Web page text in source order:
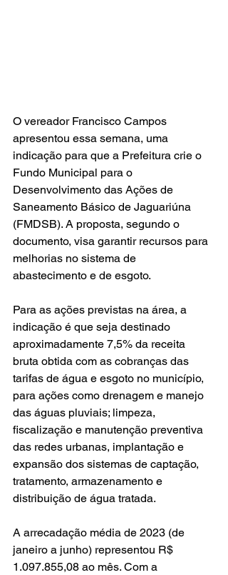
O vereador Francisco Campos
apresentou essa semana, uma
indicação para que a Prefeitura crie o
Fundo Municipal para o
Desenvolvimento das Ações de
Saneamento Básico de Jaguariúna
(FMDSB). A proposta, segundo o
documento, visa garantir recursos para
melhorias no sistema de
abastecimento e de esgoto.
Para as ações previstas na área, a
indicação é que seja destinado
aproximadamente 7,5% da receita
bruta obtida com as cobranças das
tarifas de água e esgoto no município,
para ações como drenagem e manejo
das águas pluviais; limpeza,
fiscalização e manutenção preventiva
das redes urbanas, implantação e
expansão dos sistemas de captação,
tratamento, armazenamento e
distribuição de água tratada.
A arrecadação média de 2023 (de
janeiro a junho) representou R$
1.097.855,08 ao mês. Com a